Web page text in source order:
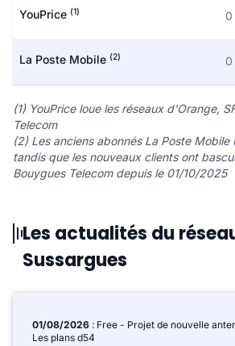
YouPrice (1) 0
La Poste Mobile (2) 0
(1) YouPrice loue les réseaux d'Orange,
Telecom
(2) Les anciens abonnés La Poste Mobile
tandis que les nouveaux clients ont
Bouygues Telecom depuis le 01/10/2025
Les actualités du
Sussargues
01/08/2026 : Free - Projet de nouvelle
Les plans d54